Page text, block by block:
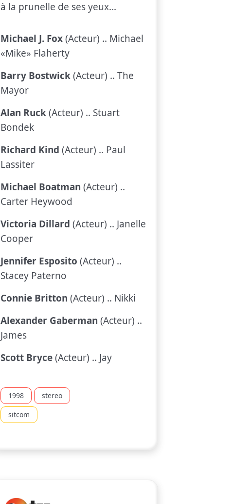
à la prunelle de ses yeux...
Michael J. Fox(Acteur) .. Michael
«Mike» Flaherty
Barry Bostwick(Acteur) .. The
Mayor
Alan Ruck(Acteur) .. Stuart
Bondek
Richard Kind (Acteur) .. Paul
Lassiter
Michael Boatman (Acteur) ..
Carter Heywood
Victoria Dillard (Acteur) .. Janelle
Cooper
Jennifer Esposito (Acteur) ..
Stacey Paterno
Connie Britton (Acteur) .. Nikki
Alexander Gaberman (Acteur) ..
James
Scott Bryce(Acteur) .. Jay
1998 stereo
sitcom